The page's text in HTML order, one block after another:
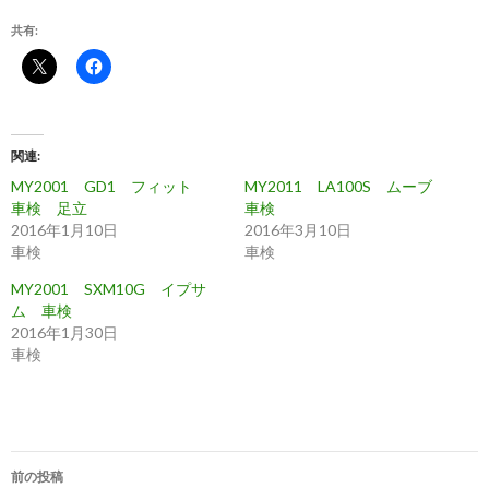
共有:
関連
MY2001 GD1 フィット
車検 足立
2016年1月10日
車検
MY2011 LA100S ムーブ
車検
2016年3月10日
車検
MY2001 SXM10G イプサ
ム 車検
2016年1月30日
車検
投
前の投稿